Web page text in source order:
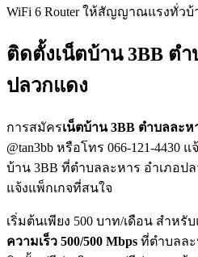
WiFi 6 Router ให้สัญญาณแรงทั่วบ้
ติดตั้งเน็ตบ้าน 3BB ตำ
ปลวกแดง
การสมัครเน็ตบ้าน 3BB ตำบลละห
@tan3bb หรือโทร 066-121-4430
บ้าน 3BB ที่ตำบลละหาร อำเภอป
แจ้งแพ็กเกจที่สนใจ
เริ่มต้นเพียง 500 บาท/เดือน สำหรั
ความเร็ว 500/500 Mbps ที่ตำบลละ